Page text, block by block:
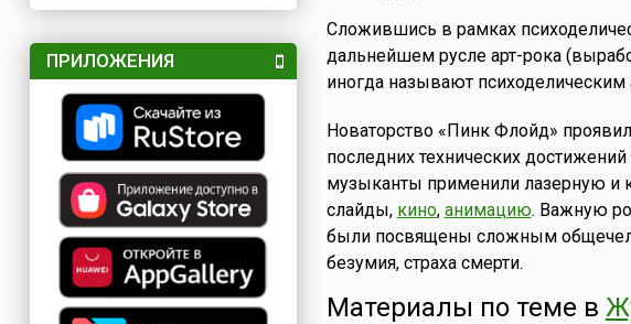
ПРИЛОЖЕНИЯ
Сложившись в рамках
дальнейшем русле арт-рока
иногда называют психоделическим
Новаторство «Пинк Флойд»
последних технических
музыканты применили лазерную и
слайды, кино, анимацию. Важную
были посвящены сложным
безумия, страха смерти.
Материалы по теме в